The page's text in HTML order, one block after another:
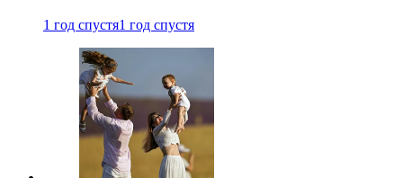
1 год спустя1 год спустя